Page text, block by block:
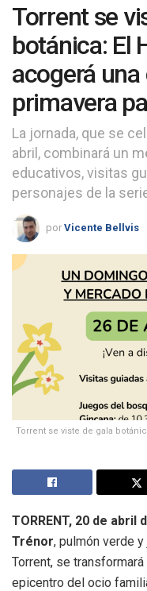
Torrent se
botánica: El
acogerá
primavera
La jornada, que se
abril, combinará un
educativos, visitas
personajes de la
por Vicente Bellvis
Torrent se viste de gala
TORRENT, 20 de abril
Trénor, pulmón verde
Torrent, se
epicentro del ocio